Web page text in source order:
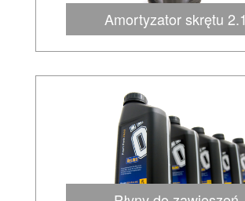
Amortyzator skrętu 2.1